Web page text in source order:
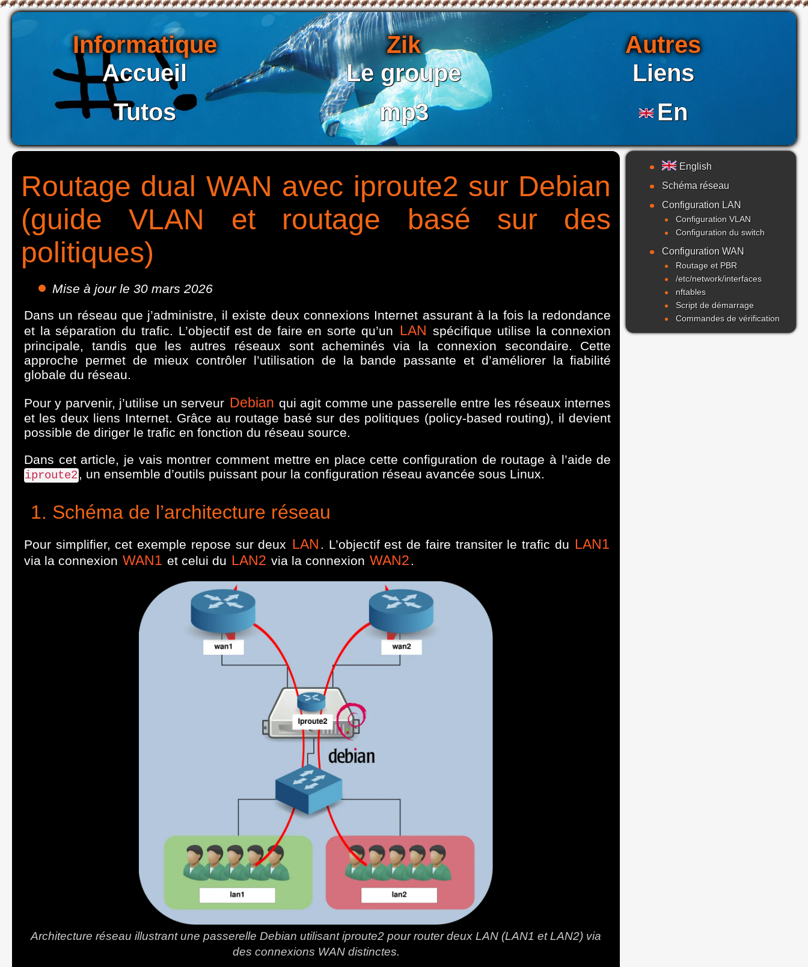
Informatique
Accueil
Tutos
Zik
Le groupe
mp3
Autres
Liens
En
Routage dual WAN avec iproute2 sur Debian
(guide VLAN et routage basé sur des
politiques)
Mise à jour le 30 mars 2026
Dans un réseau que j’administre, il existe deux connexions Internet assurant à la fois la redondance
et la séparation du trafic. L’objectif est de faire en sorte qu’un LAN spécifique utilise la connexion
principale, tandis que les autres réseaux sont acheminés via la connexion secondaire. Cette
approche permet de mieux contrôler l’utilisation de la bande passante et d’améliorer la fiabilité
globale du réseau.
Pour y parvenir, j’utilise un serveur Debian qui agit comme une passerelle entre les réseaux internes
et les deux liens Internet. Grâce au routage basé sur des politiques (policy-based routing), il devient
possible de diriger le trafic en fonction du réseau source.
Dans cet article, je vais montrer comment mettre en place cette configuration de routage à l’aide de
iproute2, un ensemble d’outils puissant pour la configuration réseau avancée sous Linux.
Schéma de l’architecture réseau
Pour simplifier, cet exemple repose sur deux LAN . L’objectif est de faire transiter le trafic du LAN1
via la connexion WAN1 et celui du LAN2 via la connexion WAN2 .
Architecture réseau illustrant une passerelle Debian utilisant iproute2 pour router deux LAN (LAN1 et LAN2) via
des connexions WAN distinctes.
English
Schéma réseau
Configuration LAN
Configuration VLAN
Configuration du switch
Configuration WAN
Routage et PBR
/etc/network/interfaces
nftables
Script de démarrage
Commandes de vérification